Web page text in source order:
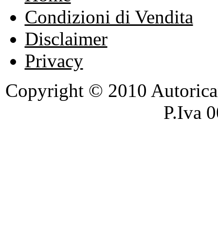
Condizioni di Vendita
Disclaimer
Privacy
Copyright © 2010
P.Iva